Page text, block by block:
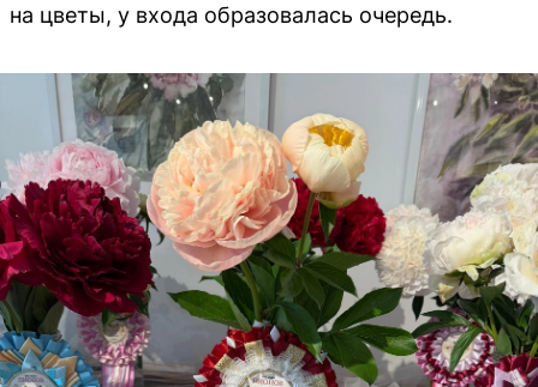
на цветы, у входа образовалась очередь.